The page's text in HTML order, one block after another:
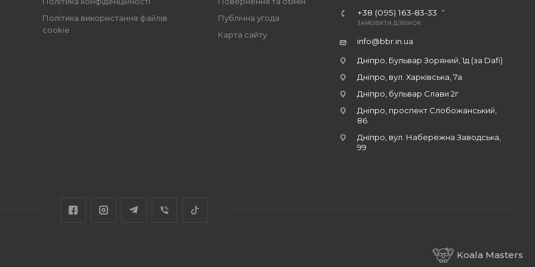
Політика використання файлів
cookie
Публічна угода
Карта сайту
+38 (095) 163-83-33
ЗАМОВИТИ ДЗВІНОК
info@bbr.in.ua
Дніпро, Бульвар Зоряний, 1д (за Dafi)
Дніпро, вул. Харківська, 7а
Дніпро, бульвар Слави 2г
Дніпро, проспект Слобожанський,
86
Дніпро, вул. Набережна Заводська,
99
Koala Masters